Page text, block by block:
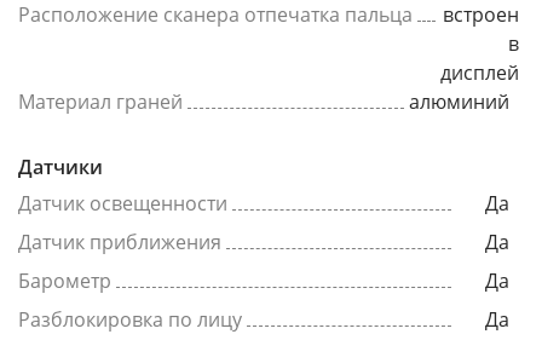
Расположение сканера отпечатка пальца
встроен
в
дисплей
Материал граней
алюминий
Датчики
Датчик освещенности
Да
Датчик приближения
Да
Барометр
Да
Разблокировка по лицу
Да